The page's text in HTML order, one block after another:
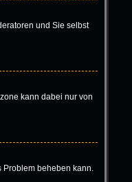
und Sie selbst
kann dabei nur von
beheben kann.